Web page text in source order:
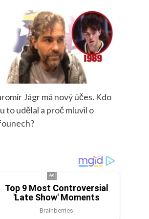
Jágr má nový účes. Kdo
to udělal a proč mluvil o